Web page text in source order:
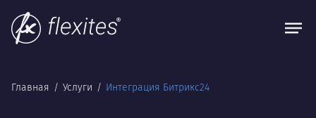
Главная Услуги Интеграция Битрикс24